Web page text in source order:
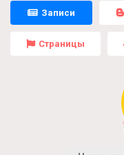
Записи
Страницы